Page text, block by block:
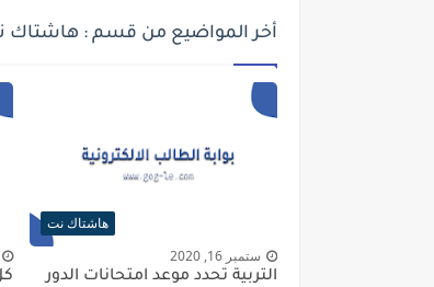
أخر المواضيع من قسم : هاشتاك
هاشتاك نت
ستمبر 16, 2020
التربية تُحدد موعد امتحانات الدور